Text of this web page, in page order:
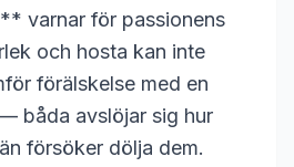
varnar för passionens
och hosta kan inte
förälskelse med en
båda avslöjar sig hur
försöker dölja dem.